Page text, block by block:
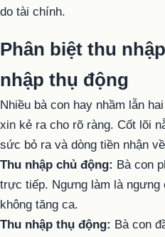
do tài chính.
Phân biệt thu
nhập thụ động
Nhiều bà con hay nhầm lẫn
xin kẻ ra cho rõ ràng. Cốt lõi
sức bỏ ra và dòng tiền nhận
Thu nhập chủ động: Bà con
trực tiếp. Ngưng làm là ngưng
không tăng ca.
Thu nhập thụ động: Bà con